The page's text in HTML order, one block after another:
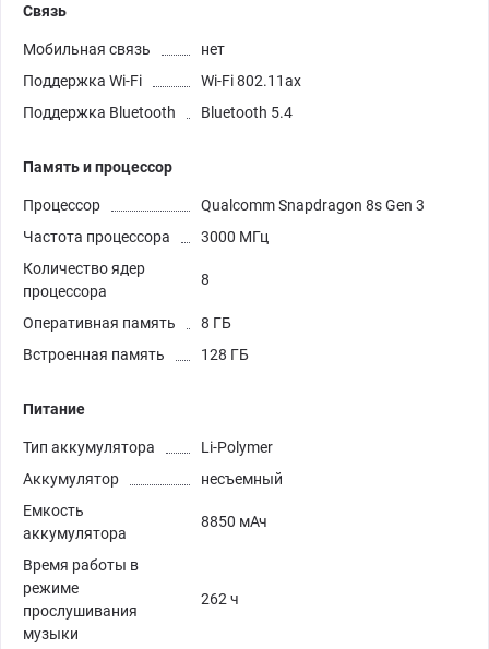
Связь
Мобильная связь
нет
Поддержка Wi-Fi
Wi-Fi 802.11ax
Поддержка Bluetooth
Bluetooth 5.4
Память и процессор
Процессор
Qualcomm Snapdragon 8s Gen 3
Частота процессора
3000 МГц
Количество ядер
процессора
8
Оперативная память
8 ГБ
Встроенная память
128 ГБ
Питание
Тип аккумулятора
Li-Polymer
Аккумулятор
несъемный
Емкость
аккумулятора
8850 мАч
Время работы в
режиме
прослушивания
музыки
262 ч